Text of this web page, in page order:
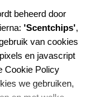
beheerd door
'Scentchips',
van cookies
en javascript
Cookie Policy
we gebruiken,